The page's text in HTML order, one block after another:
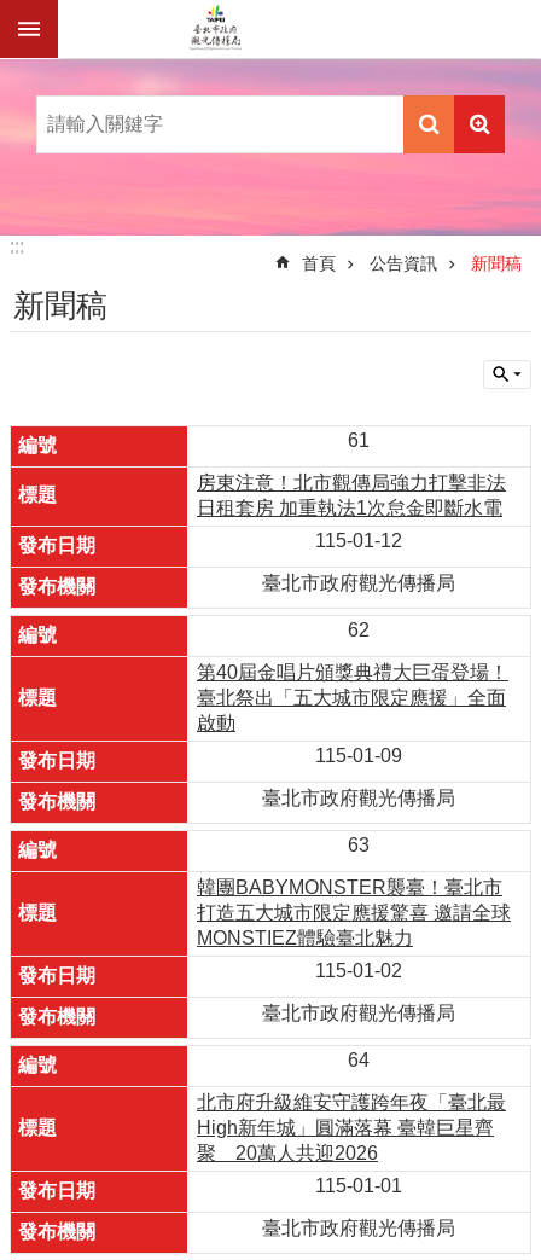
跳到主要內容區塊
:::
:::
首頁 公告資訊 新聞稿
新聞稿
61
房東注意！北市觀傳局強力打擊非法
日租套房 加重執法1次怠金即斷水電
115-01-12
臺北市政府觀光傳播局
62
第40屆金唱片頒獎典禮大巨蛋登場！
臺北祭出「五大城市限定應援」全面
啟動
115-01-09
臺北市政府觀光傳播局
63
韓團BABYMONSTER襲臺！臺北市
打造五大城市限定應援驚喜 邀請全球
MONSTIEZ體驗臺北魅力
115-01-02
臺北市政府觀光傳播局
64
北市府升級維安守護跨年夜「臺北最
High新年城」圓滿落幕 臺韓巨星齊
聚 20萬人共迎2026
115-01-01
臺北市政府觀光傳播局